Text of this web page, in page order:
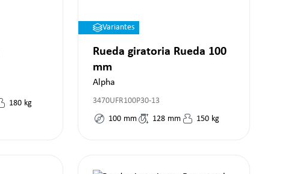
180 kg
Variantes
Rueda giratoria Rueda 100
mm
Alpha
3470UFR100P30-13
100 mm 128 mm 150 kg